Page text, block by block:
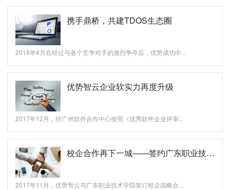
携手鼎桥，共建TDOS生态圈
2018年4月在经过与各个竞争对手的激烈争夺后，优势成功中...
优势智云企业软实力再度升级
2017年12月，经广州软件合作中心按照《优秀软件企业评审...
校企合作再下一城——签约广东职业技术学院
2017年11月，优势智云与广东职业技术学院签订校企战略合...